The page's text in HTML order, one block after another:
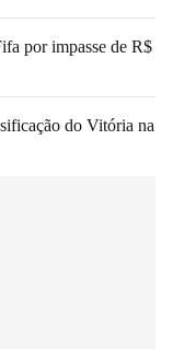
por impasse de R$
do Vitória na